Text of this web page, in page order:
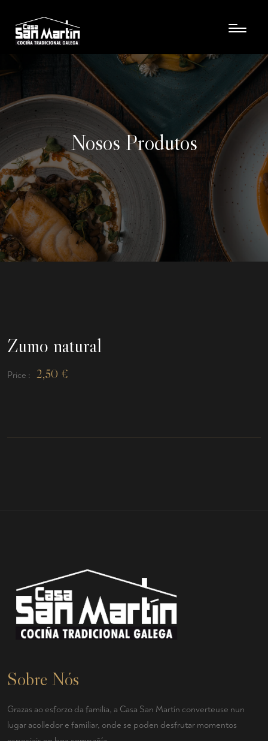
Nosos Produtos
Zumo natural
Price : 2,50 €
Sobre Nós
Grazas ao esforzo da familia, a Casa San Martín converteuse nun
lugar acolledor e familiar, onde se poden desfrutar momentos